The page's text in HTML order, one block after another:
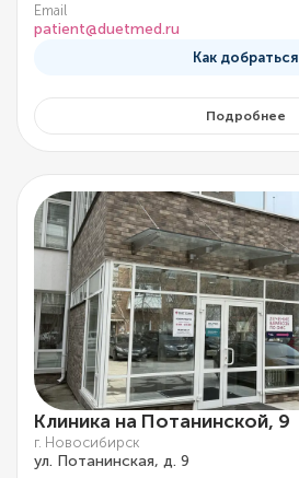
Email
patient@duetmed.ru
Как добраться
Подробнее
Клиника на Потанинской, 9
г. Новосибирск
ул. Потанинская, д. 9